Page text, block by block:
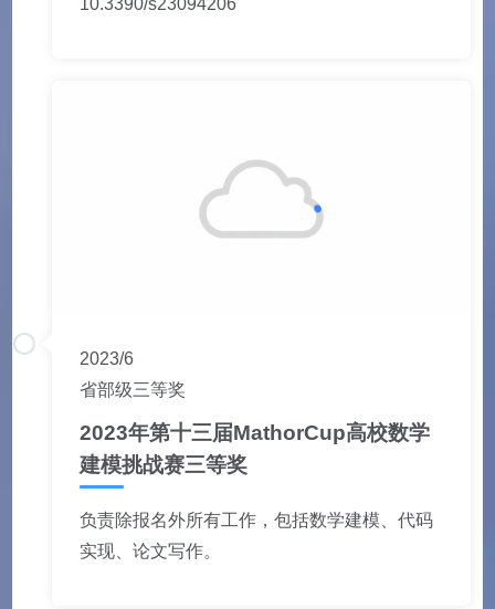
10.3390/s23094206
2023/6
省部级三等奖
2023年第十三届MathorCup高校数学
建模挑战赛三等奖
负责除报名外所有工作，包括数学建模、代码
实现、论文写作。